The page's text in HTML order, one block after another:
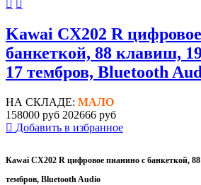
Kawai CX202 R
банкеткой, 88 клавиш,
17 тембров, Bluetooth
НА СКЛАДЕ: МАЛО
158000 руб 202666 руб
Добавить в избранное
Kawai CX202 R цифровое пианино с банкеткой,
тембров, Bluetooth Audio